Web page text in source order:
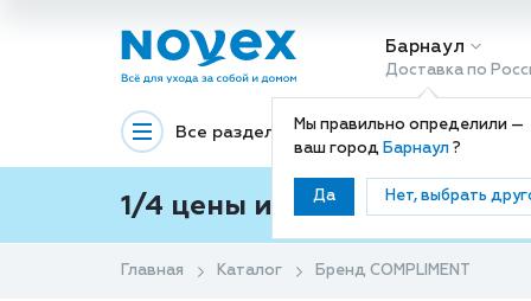
Барнаул
Доставка по
Мы правильно определили —
ваш город Барнаул?
Да Нет, выбрать
Все разделы Декоративная
1/4 цены и покупки ваши с
Главная Каталог Бренд COMPLIMENT